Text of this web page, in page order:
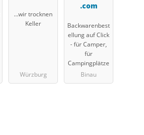
...wir trocknen
Keller
Würzburg
.com
Backwarenbest
ellung auf Click
- für Camper,
für
Campingplätze
Binau